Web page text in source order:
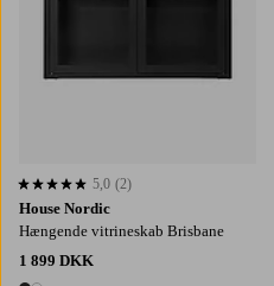
House Nordic
Hængende vitrineskab Brisbane
1 899 DKK
5,0 baseret på 2 bedømmelser
5,0 (2)